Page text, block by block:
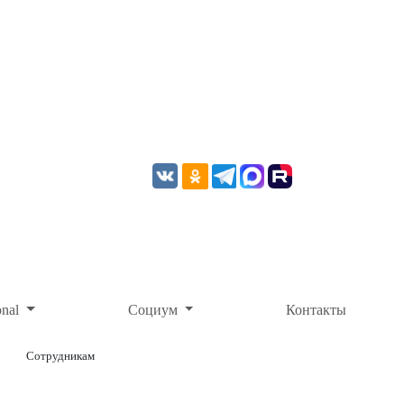
Социум Контакты
Сотрудникам